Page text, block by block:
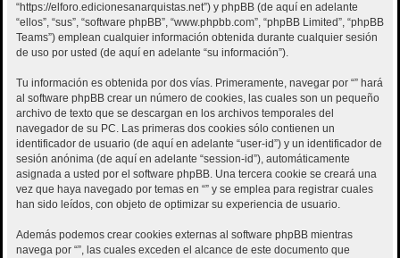
“https://elforo.edicionesanarquistas.net”) y phpBB (de aquí en adelante
“ellos”, “sus”, “software phpBB”, “www.phpbb.com”, “phpBB Limited”, “phpBB
Teams”) emplean cualquier información obtenida durante cualquier sesión
de uso por usted (de aquí en adelante “su información”).
Tu información es obtenida por dos vías. Primeramente, navegar por “” hará
al software phpBB crear un número de cookies, las cuales son un pequeño
archivo de texto que se descargan en los archivos temporales del
navegador de su PC. Las primeras dos cookies sólo contienen un
identificador de usuario (de aquí en adelante “user-id”) y un identificador de
sesión anónima (de aquí en adelante “session-id”), automáticamente
asignada a usted por el software phpBB. Una tercera cookie se creará una
vez que haya navegado por temas en “” y se emplea para registrar cuales
han sido leídos, con objeto de optimizar su experiencia de usuario.
Además podemos crear cookies externas al software phpBB mientras
navega por “”, las cuales exceden el alcance de este documento que